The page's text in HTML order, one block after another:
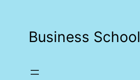
Business School